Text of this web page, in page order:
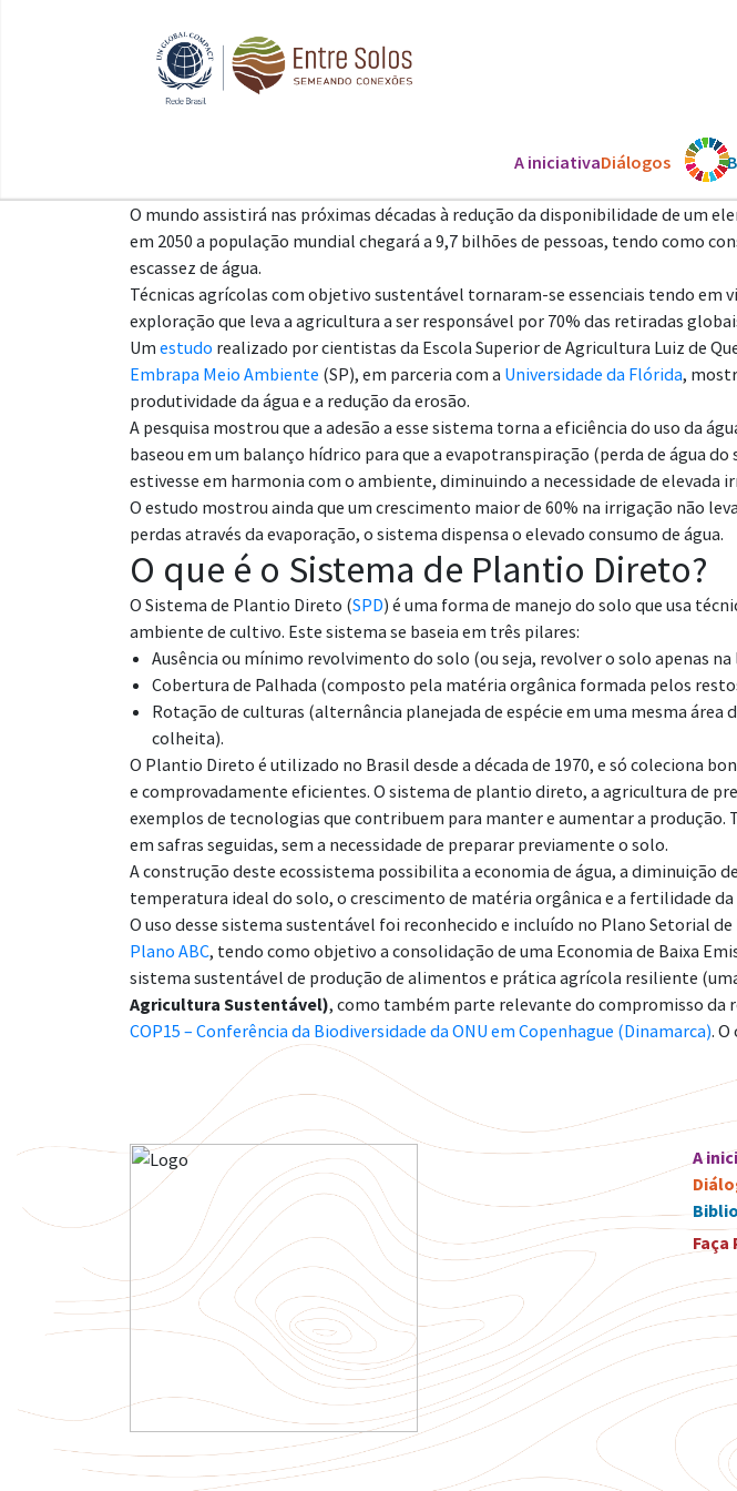
A iniciativaDiálogos Os ODS
O mundo assistirá nas próximas décadas à redução da disponibilidade de um
em 2050 a população mundial chegará a 9,7 bilhões de pessoas, tendo como
escassez de água.
Técnicas agrícolas com objetivo sustentável tornaram-se essenciais tendo em
exploração que leva a agricultura a ser responsável por 70% das retiradas
Um estudo realizado por cientistas da Escola Superior de Agricultura Luiz de
Embrapa Meio Ambiente (SP), em parceria com a Universidade da Flórida,
produtividade da água e a redução da erosão.
A pesquisa mostrou que a adesão a esse sistema torna a eficiência do uso da
baseou em um balanço hídrico para que a evapotranspiração (perda de água
estivesse em harmonia com o ambiente, diminuindo a necessidade de elevada
O estudo mostrou ainda que um crescimento maior de 60% na irrigação não
perdas através da evaporação, o sistema dispensa o elevado consumo de água.
O que é o Sistema de Plantio Direto?
O Sistema de Plantio Direto (SPD) é uma forma de manejo do solo que usa
ambiente de cultivo. Este sistema se baseia em três pilares:
Ausência ou mínimo revolvimento do solo (ou seja, revolver o solo apenas
Cobertura de Palhada (composto pela matéria orgânica formada pelos
Rotação de culturas (alternância planejada de espécie em uma mesma
colheita).
O Plantio Direto é utilizado no Brasil desde a década de 1970, e só coleciona
e comprovadamente eficientes. O sistema de plantio direto, a agricultura de
exemplos de tecnologias que contribuem para manter e aumentar a
em safras seguidas, sem a necessidade de preparar previamente o solo.
A construção deste ecossistema possibilita a economia de água, a diminuição
temperatura ideal do solo, o crescimento de matéria orgânica e a fertilidade
O uso desse sistema sustentável foi reconhecido e incluído no Plano Setorial
Plano ABC, tendo como objetivo a consolidação de uma Economia de Baixa
sistema sustentável de produção de alimentos e prática agrícola resiliente
Agricultura Sustentável), como também parte relevante do compromisso da
COP15 – Conferência da Biodiversidade da ONU em Copenhague (Dinamarca).
A
Faça